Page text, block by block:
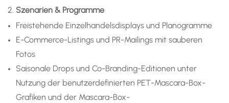
2. Szenarien & Programme
Freistehende Einzelhandelsdisplays und Planogramme
E-Commerce-Listings und PR-Mailings mit sauberen
Fotos
Saisonale Drops und Co-Branding-Editionen unter
Nutzung der benutzerdefinierten PET-Mascara-Box-
Grafiken und der Mascara-Box-